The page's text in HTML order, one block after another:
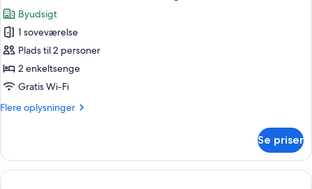
billeder
af
Deluxe-
værelse
med
enkeltsenge
Byudsigt
1 soveværelse
Plads til 2 personer
2 enkeltsenge
Gratis Wi-Fi
Flere oplysninger
Flere
værelse
med
2
Se priser